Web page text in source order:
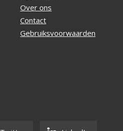
Over ons
Contact
Gebruiksvoorwaarden